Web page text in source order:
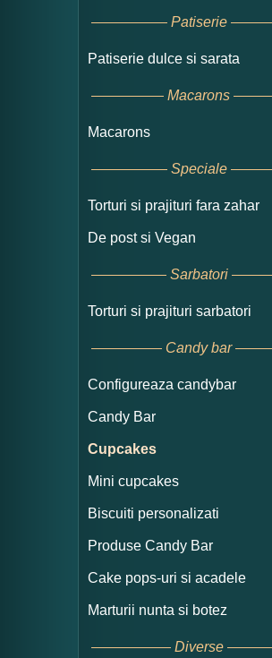
Patiserie
Patiserie dulce si sarata
Macarons
Macarons
Speciale
Torturi si prajituri fara zahar
De post si Vegan
Sarbatori
Torturi si prajituri sarbatori
Candy bar
Configureaza candybar
Candy Bar
Cupcakes
Mini cupcakes
Biscuiti personalizati
Produse Candy Bar
Cake pops-uri si acadele
Marturii nunta si botez
Diverse